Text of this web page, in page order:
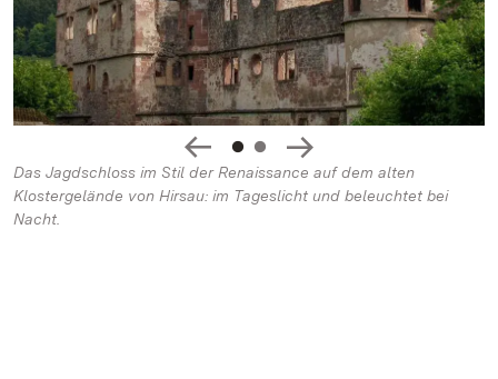
Das Jagdschloss im Stil der Renaissance auf dem alten
Klostergelände von Hirsau: im Tageslicht und beleuchtet bei
Nacht.